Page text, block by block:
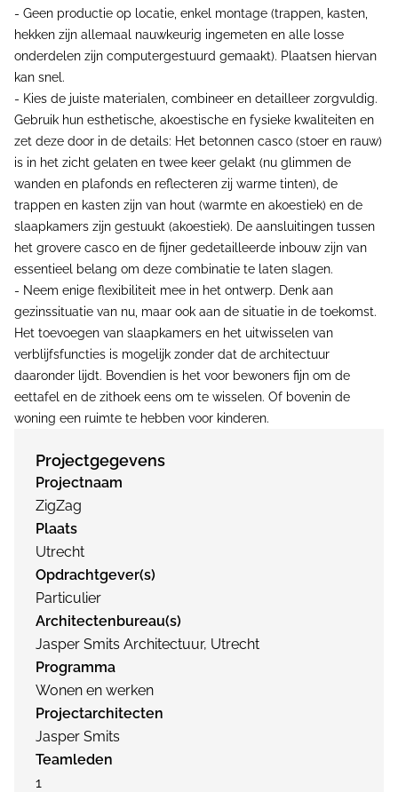
- Geen productie op locatie, enkel montage (trappen, kasten,
hekken zijn allemaal nauwkeurig ingemeten en alle losse
onderdelen zijn computergestuurd gemaakt). Plaatsen hiervan
kan snel.
- Kies de juiste materialen, combineer en detailleer zorgvuldig.
Gebruik hun esthetische, akoestische en fysieke kwaliteiten en
zet deze door in de details: Het betonnen casco (stoer en rauw)
is in het zicht gelaten en twee keer gelakt (nu glimmen de
wanden en plafonds en reflecteren zij warme tinten), de
trappen en kasten zijn van hout (warmte en akoestiek) en de
slaapkamers zijn gestuukt (akoestiek). De aansluitingen tussen
het grovere casco en de fijner gedetailleerde inbouw zijn van
essentieel belang om deze combinatie te laten slagen.
- Neem enige flexibiliteit mee in het ontwerp. Denk aan
gezinssituatie van nu, maar ook aan de situatie in de toekomst.
Het toevoegen van slaapkamers en het uitwisselen van
verblijfsfuncties is mogelijk zonder dat de architectuur
daaronder lijdt. Bovendien is het voor bewoners fijn om de
eettafel en de zithoek eens om te wisselen. Of bovenin de
woning een ruimte te hebben voor kinderen.
Projectgegevens
Projectnaam
ZigZag
Plaats
Utrecht
Opdrachtgever(s)
Particulier
Architectenbureau(s)
Jasper Smits Architectuur, Utrecht
Programma
Wonen en werken
Projectarchitecten
Jasper Smits
Teamleden
1